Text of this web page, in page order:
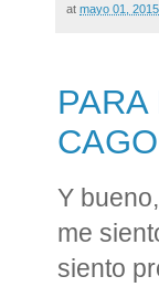
at mayo 01, 2015
Y
me
siento